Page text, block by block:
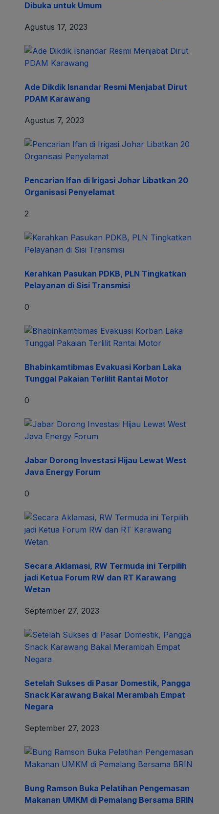
Dibuka untuk Umum
Agustus 17, 2023
Ade Dikdik Isnandar Resmi Menjabat Dirut
PDAM Karawang
Agustus 7, 2023
Pencarian Ifan di Irigasi Johar Libatkan 20
Organisasi Penyelamat
2
Kerahkan Pasukan PDKB, PLN Tingkatkan
Pelayanan di Sisi Transmisi
0
Bhabinkamtibmas Evakuasi Korban Laka
Tunggal Pakaian Terlilit Rantai Motor
0
Jabar Dorong Investasi Hijau Lewat West
Java Energy Forum
0
Secara Aklamasi, RW Termuda ini Terpilih
jadi Ketua Forum RW dan RT Karawang
Wetan
September 27, 2023
Setelah Sukses di Pasar Domestik, Pangga
Snack Karawang Bakal Merambah Empat
Negara
September 27, 2023
Bung Ramson Buka Pelatihan Pengemasan
Makanan UMKM di Pemalang Bersama BRIN